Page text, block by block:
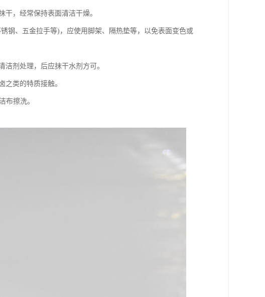
，经常保持表面清洁干燥。
钢、五金拉手等)，应使用脚架、隔热垫等，以免表面变色或
剂处理，后应抹干水剂方可。
之类的特质接触。
布擦洗。